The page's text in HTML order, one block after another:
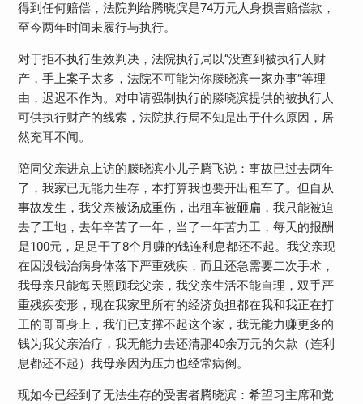
得到任何赔偿，法院判给腾晓滨是74万元人身损害赔偿款，
至今两年时间未履行与执行。
对于拒不执行生效判决，法院执行局以“没查到被执行人财
产，手上案子太多，法院不可能为你滕晓滨一家办事”等理
由，迟迟不作为。对申请强制执行的滕晓滨提供的被执行人
可供执行财产的线索，法院执行局不知是出于什么原因，居
然充耳不闻。
陪同父亲进京上访的滕晓滨小儿子腾飞说：事故已过去两年
了，我家已无能力生存，本打算我也要开出租车了。但自从
事故发生，我父亲被汤成重伤，出租车被砸扁，我只能被迫
去了工地，去年辛苦了一年，当了一年苦力工，每天的报酬
是100元，足足干了8个月赚的钱连利息都还不起。我父亲现
在因没钱治病身体落下严重残疾，而且还急需要二次手术，
我母亲只能每天照顾我父亲，我父亲生活不能自理，双手严
重残疾变形，现在我家里所有的经济负担都在我和我正在打
工的哥哥身上，我们已支撑不起这个家，我无能力赚更多的
钱为我父亲治疗，我无能力去还清那40余万元的欠款（连利
息都还不起）我母亲因为压力也经常病倒。
现如今已经到了无法生存的受害者腾晓滨：希望习主席和党